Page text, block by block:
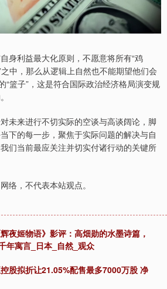
身利益最大化原则，不愿意将所有“鸡
中，那么从逻辑上自然也不能期望他们会
“篮子”，这是符合国际政治经济格局演变规
未来进行不切实际的空谈与高谈阔论，脚
下的每一步，聚焦于实际问题的解决与自
们当前最应关注并切实付诸行动的关键所
络，不代表本站观点。
夜姬物语》影评：高畑勋的水墨诗篇，
年寓言_日本_自然_观众
股拟折让21.05%配售最多7000万股 净